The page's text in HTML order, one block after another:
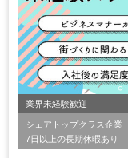
業界未経験歓迎
シェアトップクラス企業
7日以上の長期休暇あり